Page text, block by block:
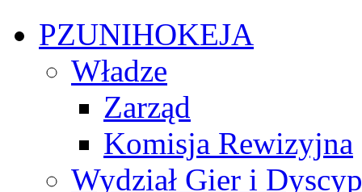
PZUNIHOKEJA
Władze
Zarząd
Komisja Rewizyjna
Wydział Gier i